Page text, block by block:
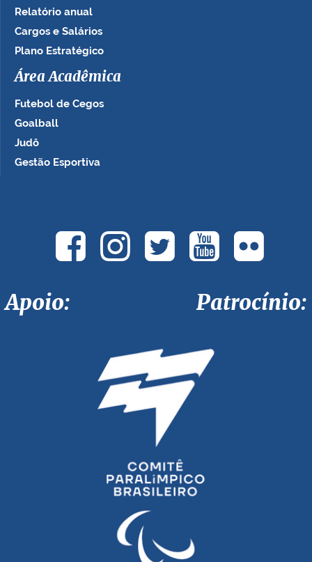
Relatório anual
Cargos e Salários
Plano Estratégico
Área Acadêmica
Futebol de Cegos
Goalball
Judô
Gestão Esportiva
Apoio: Patrocínio: